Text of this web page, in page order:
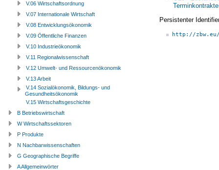
Persistenter
http://
V.06 Wirtschaftsordnung
V.07 Internationale Wirtschaft
V.08 Entwicklungsökonomik
V.09 Öffentliche Finanzen
V.10 Industrieökonomik
V.11 Regionalwissenschaft
V.12 Umwelt- und Ressourcenökonomik
V.13 Arbeit
V.14 Sozialökonomik, Bildungs- und
Gesundheitsökonomik
V.15 Wirtschaftsgeschichte
B Betriebswirtschaft
W Wirtschaftssektoren
P Produkte
N Nachbarwissenschaften
G Geographische Begriffe
A Allgemeinwörter